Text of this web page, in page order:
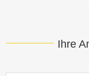
Ihre